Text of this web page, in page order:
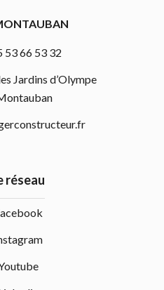
53 66 53 32
Jardins d’Olympe
réseau